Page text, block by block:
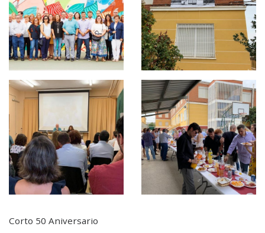
Corto 50 Aniversario